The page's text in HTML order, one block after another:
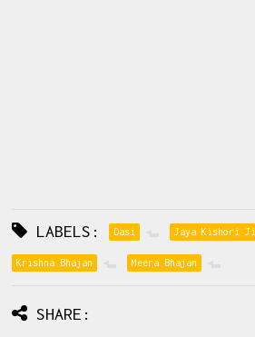
LABELS: Dasi Jaya Kishori Ji
Krishna Bhajan Meera Bhajan
SHARE: